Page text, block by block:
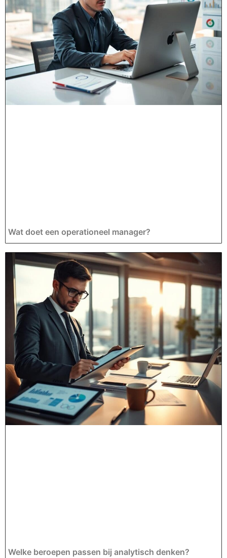
Wat doet een operationeel manager?
Welke beroepen passen bij analytisch denken?